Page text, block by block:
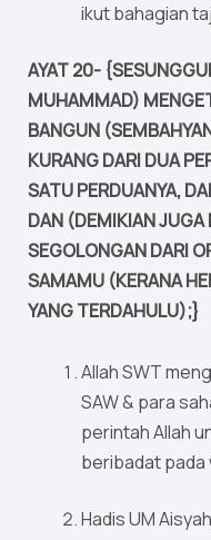
ikut bahagian
AYAT 20-
MUHAMMAD)
BANGUN
KURANG DARI DUA
SATU PERDUANYA,
DAN (DEMIKIAN JUGA
SEGOLONGAN DARI
SAMAMU (KERANA
YANG TERDAHULU);}
Allah SWT
SAW & para
perintah Allah
beribadat pada
Hadis UM